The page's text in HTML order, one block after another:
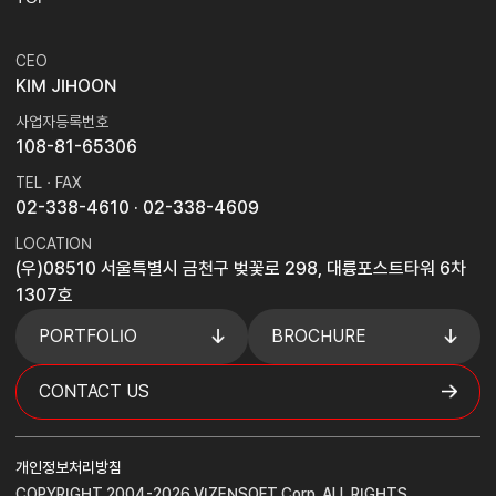
CEO
KIM JIHOON
사업자등록번호
108-81-65306
TEL · FAX
02-338-4610 · 02-338-4609
LOCATION
(우)08510 서울특별시 금천구 벚꽃로 298, 대륭포스트타워 6차
1307호
PORTFOLIO
BROCHURE
CONTACT US
개인정보처리방침